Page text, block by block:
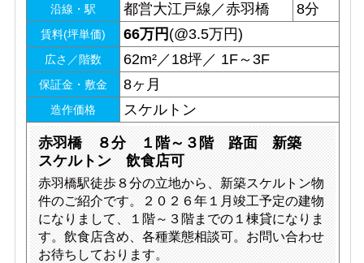
沿線・駅 都営大江戸線／赤羽橋 8分
賃料(坪単価) 66万円 (@3.5万円)
広さ／階数 62m²／18坪／ 1F～3F
保証金・敷金 8ヶ月
造作価格 スケルトン
赤羽橋 ８分 １階～３階 路面 新築
スケルトン 飲食店可
赤羽橋駅徒歩８分の立地から、新築スケルトン物
件のご紹介です。２０２６年１月竣工予定の建物
になりまして、１階～３階までの１棟貸になりま
す。飲食店含め、各種業態相談可。お問い合わせ
お待ちしております。